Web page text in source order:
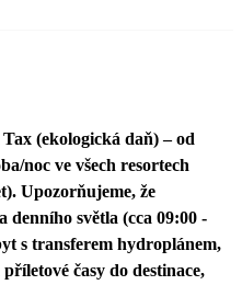
(ekologická daň) – od
noc ve všech resortech
Upozorňujeme, že
denního světla (cca 09:00 -
s transferem hydroplánem,
časy do destinace,